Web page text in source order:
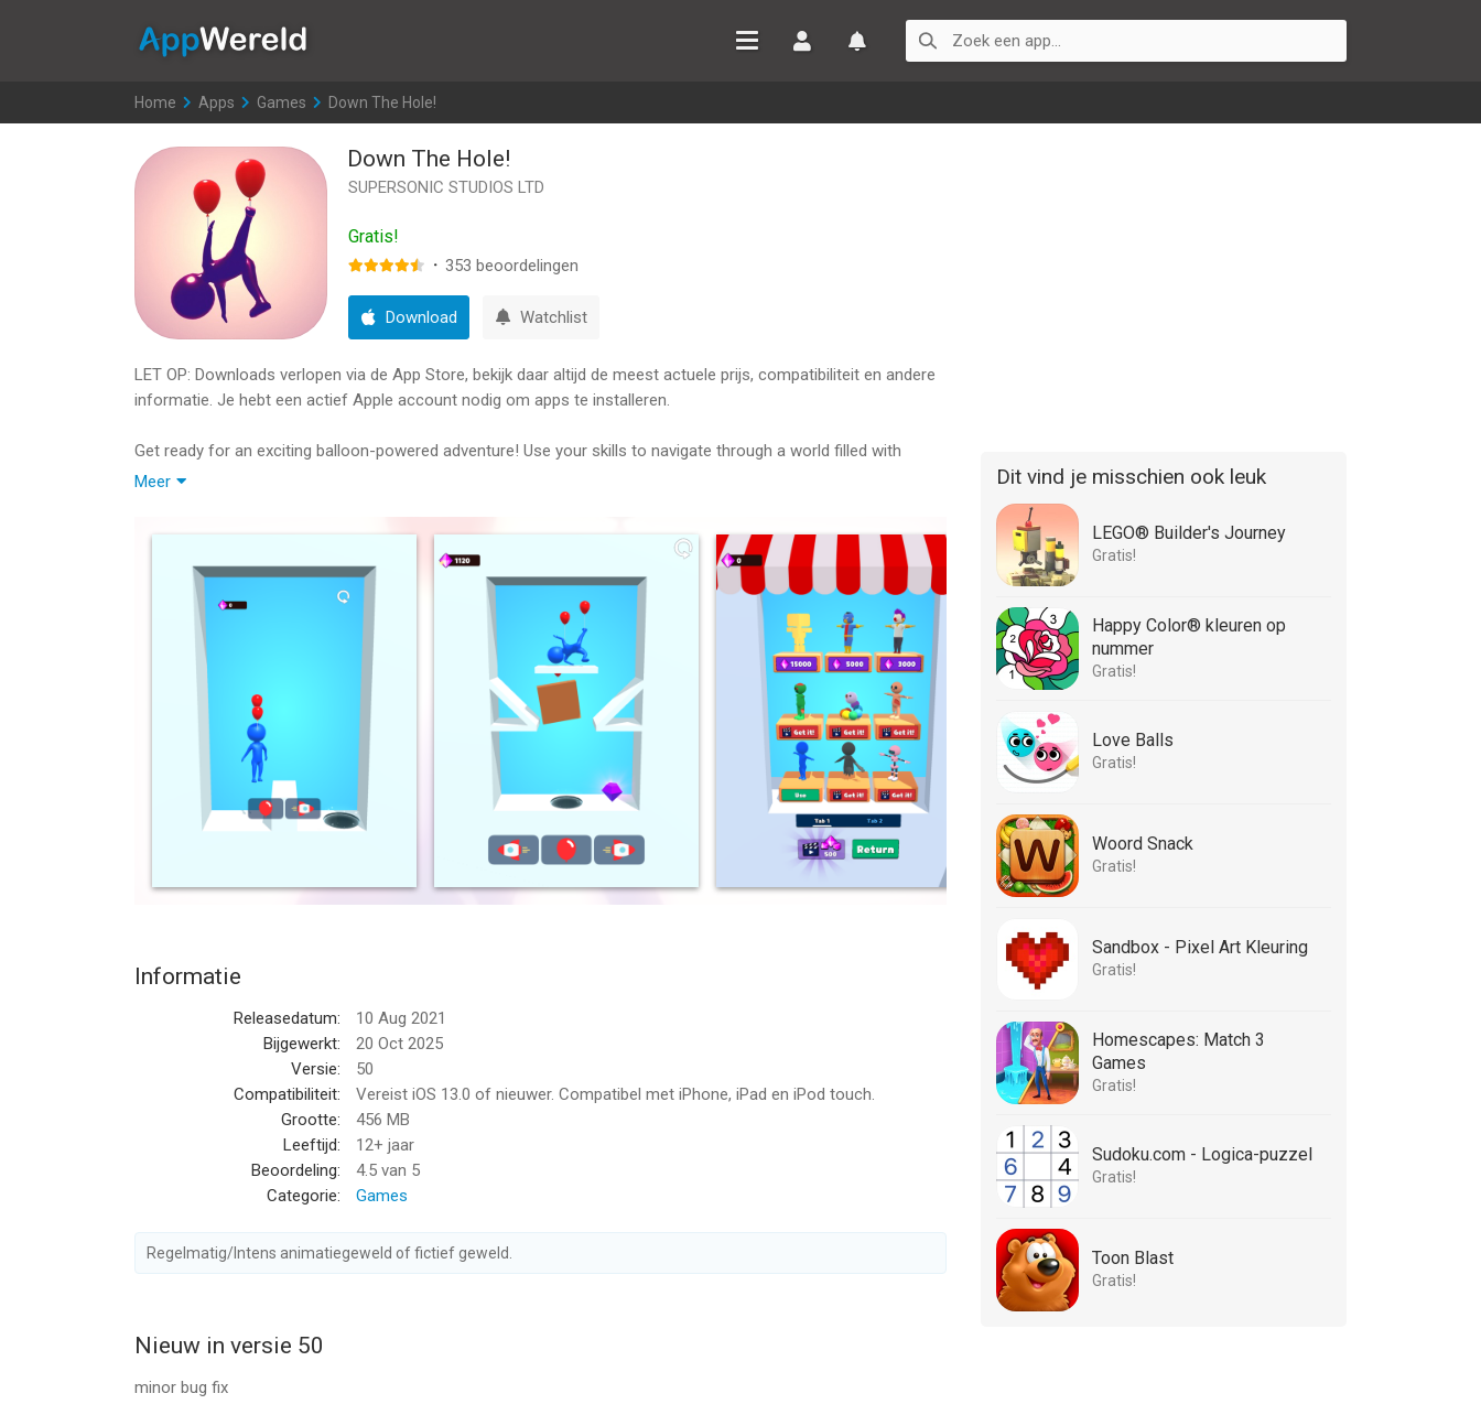
Home >
Apps >
Games >
Down The Hole!
Down The Hole!
SUPERSONIC STUDIOS LTD
Gratis!
· 353 beoordelingen
Download Watchlist
LET OP: Downloads verlopen via de App Store, bekijk daar altijd de meest actuele prijs, compatibiliteit en andere
informatie. Je hebt een actief Apple account nodig om apps te installeren.
Get ready for an exciting balloon-powered adventure! Use your skills to navigate through a world filled with
physics-based obstacles, including winds and portals. Strap on your balloons and fire up your rockets to guide
Down The Hole! van SUPERSONIC STUDIOS LTD is een app voor iPhone, iPad en iPod touch met iOS versie 13.0
of hoger, geschikt bevonden voor gebruikers met leeftijden vanaf
Informatie voor Down The Hole!is het laatst vergeleken op 6 Aug om 16:27.
Meer
Informatie
Releasedatum:
10 Aug 2021
Bijgewerkt:
20 Oct 2025
Versie:
50
Compatibiliteit:
Vereist iOS 13.0 of nieuwer. Compatibel met iPhone, iPad en iPod touch.
Grootte:
456 MB
Leeftijd:
12+ jaar
Beoordeling:
4.5 van 5
Categorie:
Games
Regelmatig/Intens animatiegeweld of fictief geweld.
Nieuw in versie 50
minor bug fix
Dit vind je misschien ook leuk
LEGO® Builder's Journey
Gratis!
Happy Color® kleuren op
nummer
Gratis!
Love Balls
Gratis!
Woord Snack
Gratis!
Sandbox - Pixel Art Kleuring
Gratis!
Homescapes: Match 3
Games
Gratis!
Sudoku.com - Logica-puzzel
Gratis!
Toon Blast
Gratis!